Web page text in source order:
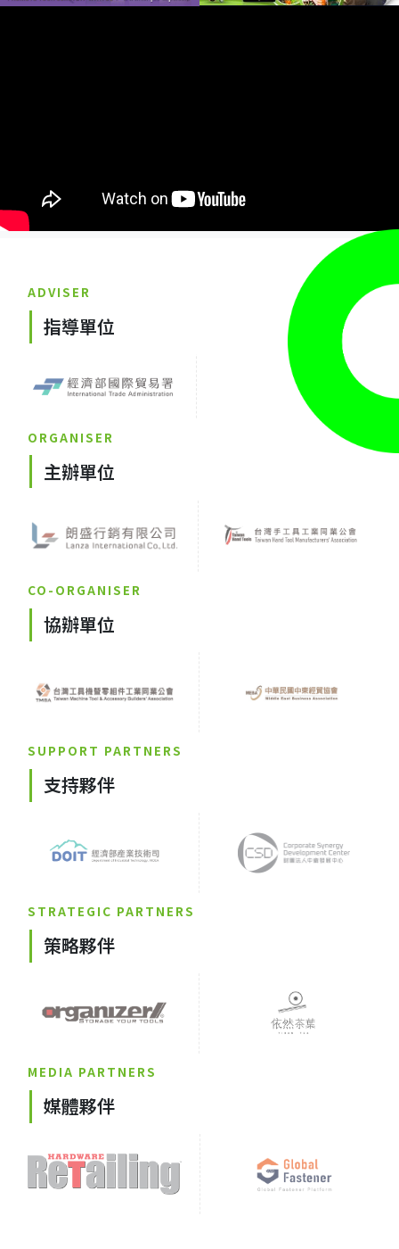
ADVISER
指導單位
ORGANISER
主辦單位
CO-ORGANISER
協辦單位
SUPPORT PARTNERS
支持夥伴
STRATEGIC PARTNERS
策略夥伴
MEDIA PARTNERS
媒體夥伴